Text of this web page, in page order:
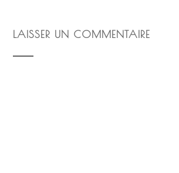
LAISSER UN COMMENTAIRE